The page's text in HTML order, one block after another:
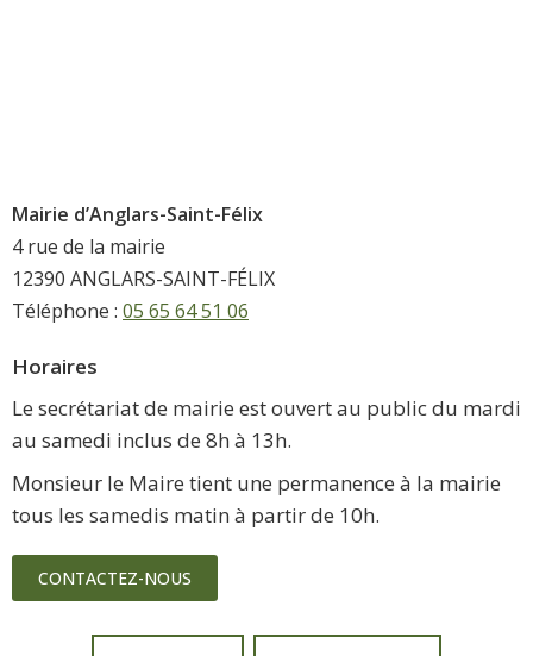
Mairie d’Anglars-Saint-Félix
4 rue de la mairie
12390 ANGLARS-SAINT-FÉLIX
Téléphone : 05 65 64 51 06
Horaires
Le secrétariat de mairie est ouvert au public du mardi
au samedi inclus de 8h à 13h.
Monsieur le Maire tient une permanence à la mairie
tous les samedis matin à partir de 10h.
CONTACTEZ-NOUS